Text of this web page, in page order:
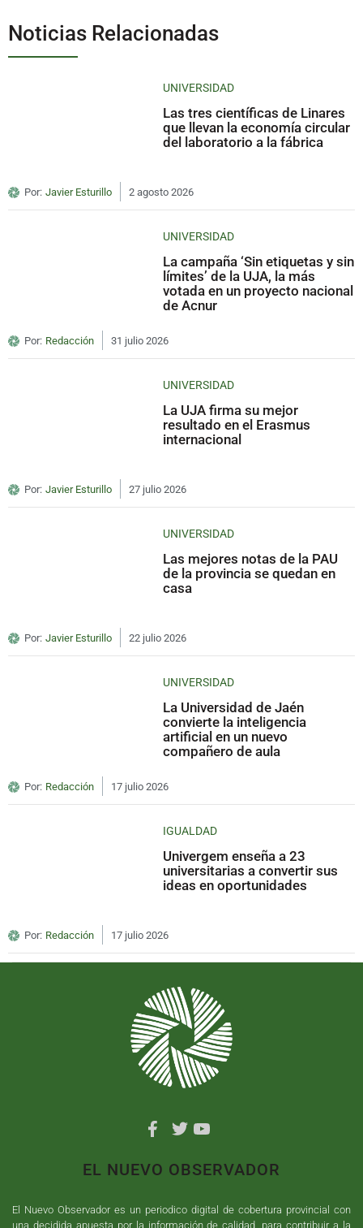
Noticias Relacionadas
UNIVERSIDAD
Las tres científicas de Linares
que llevan la economía circular
del laboratorio a la fábrica
Por: Javier Esturillo 2 agosto 2026
UNIVERSIDAD
La campaña ‘Sin etiquetas y sin
límites’ de la UJA, la más
votada en un proyecto nacional
de Acnur
Por: Redacción 31 julio 2026
UNIVERSIDAD
La UJA firma su mejor
resultado en el Erasmus
internacional
Por: Javier Esturillo 27 julio 2026
UNIVERSIDAD
Las mejores notas de la PAU
de la provincia se quedan en
casa
Por: Javier Esturillo 22 julio 2026
UNIVERSIDAD
La Universidad de Jaén
convierte la inteligencia
artificial en un nuevo
compañero de aula
Por: Redacción 17 julio 2026
IGUALDAD
Univergem enseña a 23
universitarias a convertir sus
ideas en oportunidades
Por: Redacción 17 julio 2026
EL NUEVO OBSERVADOR
El Nuevo Observador es un periodico digital de cobertura provincial con
una decidida apuesta por la información de calidad, para contribuir a la